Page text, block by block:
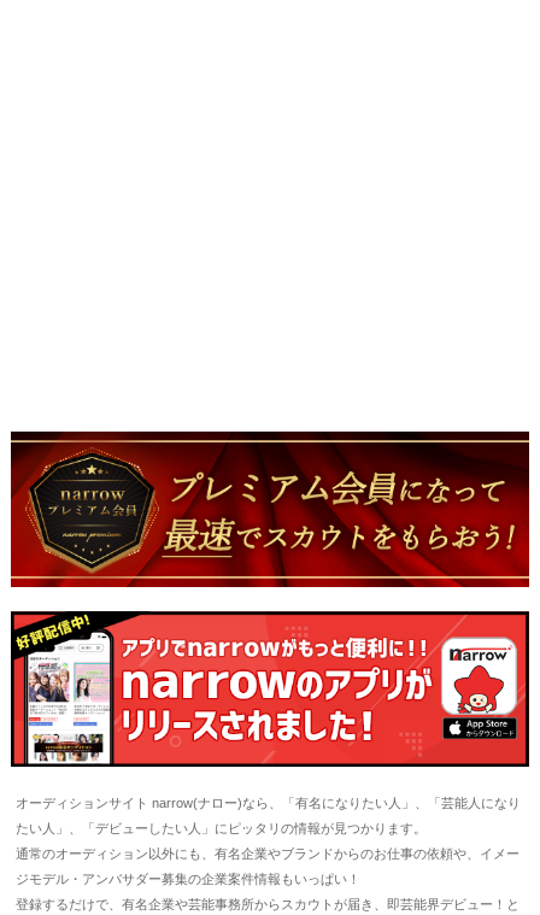
オーディションサイト narrow(ナロー)なら、「有名になりたい人」、「芸能人になり
たい人」、「デビューしたい人」にピッタリの情報が見つかります。
通常のオーディション以外にも、有名企業やブランドからのお仕事の依頼や、イメー
ジモデル・アンバサダー募集の企業案件情報もいっぱい！
登録するだけで、有名企業や芸能事務所からスカウトが届き、即芸能界デビュー！と